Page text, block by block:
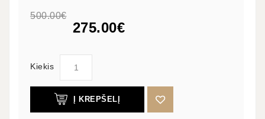
500.00€
275.00€
Kiekis
Į KREPŠELĮ